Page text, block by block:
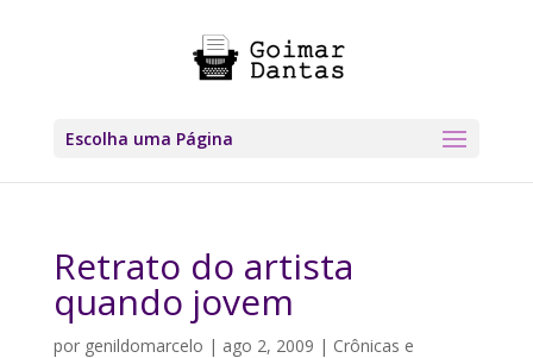
Escolha uma Página
Retrato do artista
quando jovem
por genildomarcelo | ago 2, 2009 | Crônicas e